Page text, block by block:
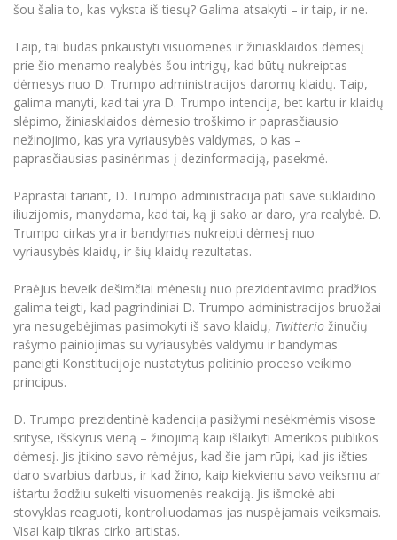
Kontaktų paieška
šou šalia to, kas vyksta iš tiesų? Galima atsakyti – ir taip, ir ne.
Taip, tai būdas prikaustyti visuomenės ir žiniasklaidos dėmesį
prie šio menamo realybės šou intrigų, kad būtų nukreiptas
dėmesys nuo D. Trumpo administracijos daromų klaidų. Taip,
galima manyti, kad tai yra D. Trumpo intencija, bet kartu ir klaidų
slėpimo, žiniasklaidos dėmesio troškimo ir paprasčiausio
nežinojimo, kas yra vyriausybės valdymas, o kas –
paprasčiausias pasinėrimas į dezinformaciją, pasekmė.
Paprastai tariant, D. Trumpo administracija pati save suklaidino
iliuzijomis, manydama, kad tai, ką ji sako ar daro, yra realybė. D.
Trumpo cirkas yra ir bandymas nukreipti dėmesį nuo
vyriausybės klaidų, ir šių klaidų rezultatas.
Praėjus beveik dešimčiai mėnesių nuo prezidentavimo pradžios
galima teigti, kad pagrindiniai D. Trumpo administracijos bruožai
yra nesugebėjimas pasimokyti iš savo klaidų, Twitterio žinučių
rašymo painiojimas su vyriausybės valdymu ir bandymas
paneigti Konstitucijoje nustatytus politinio proceso veikimo
principus.
D. Trumpo prezidentinė kadencija pasižymi nesėkmėmis visose
srityse, išskyrus vieną – žinojimą kaip išlaikyti Amerikos publikos
dėmesį. Jis įtikino savo rėmėjus, kad šie jam rūpi, kad jis išties
daro svarbius darbus, ir kad žino, kaip kiekvienu savo veiksmu ar
ištartu žodžiu sukelti visuomenės reakciją. Jis išmokė abi
stovyklas reaguoti, kontroliuodamas jas nuspėjamais veiksmais.
Visai kaip tikras cirko artistas.